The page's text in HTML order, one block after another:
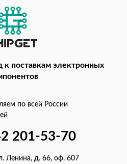
к поставкам электронных
по всей России
201-53-70
Ленина, д. 66, оф. 607